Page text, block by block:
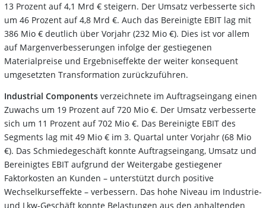
13 Prozent auf 4,1 Mrd € steigern. Der Umsatz verbesserte sich
um 46 Prozent auf 4,8 Mrd €. Auch das Bereinigte EBIT lag mit
386 Mio € deutlich über Vorjahr (232 Mio €). Dies ist vor allem
auf Margenverbesserungen infolge der gestiegenen
Materialpreise und Ergebniseffekte der weiter konsequent
umgesetzten Transformation zurückzuführen.
Industrial Components verzeichnete im Auftragseingang einen
Zuwachs um 19 Prozent auf 720 Mio €. Der Umsatz verbesserte
sich um 11 Prozent auf 702 Mio €. Das Bereinigte EBIT des
Segments lag mit 49 Mio € im 3. Quartal unter Vorjahr (68 Mio
€). Das Schmiedegeschäft konnte Auftragseingang, Umsatz und
Bereinigtes EBIT aufgrund der Weitergabe gestiegener
Faktorkosten an Kunden – unterstützt durch positive
Wechselkurseffekte – verbessern. Das hohe Niveau im Industrie-
und Lkw-Geschäft konnte Belastungen aus den anhaltenden